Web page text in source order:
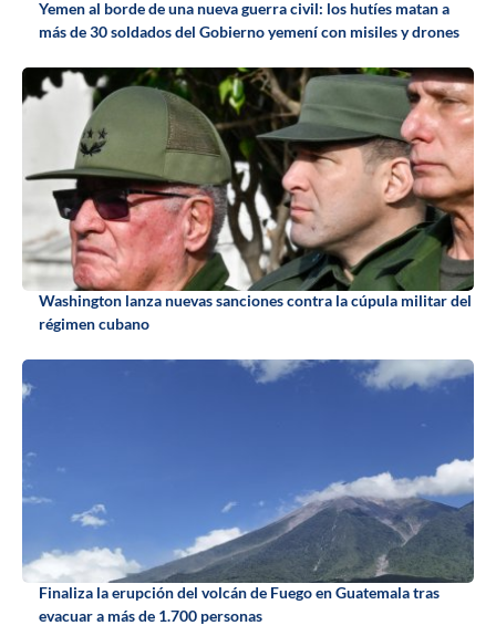
Yemen al borde de una nueva guerra civil: los hutíes matan a
más de 30 soldados del Gobierno yemení con misiles y drones
Washington lanza nuevas sanciones contra la cúpula militar del
régimen cubano
Finaliza la erupción del volcán de Fuego en Guatemala tras
evacuar a más de 1.700 personas